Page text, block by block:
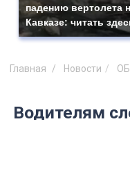
падению вертолета
Кавказе: читать
Главная Новости
Водителям